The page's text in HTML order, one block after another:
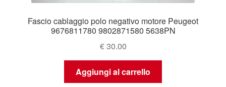
Fascio cablaggio polo negativo motore Peugeot
9676811780 9802871580 5638PN
€30.00
Aggiungi al carrello